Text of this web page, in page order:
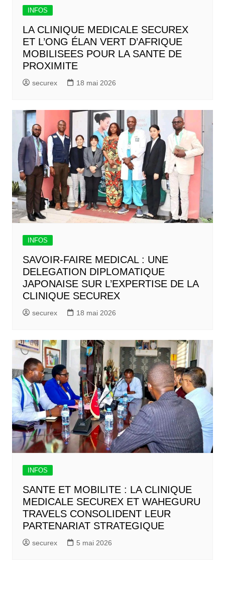
INFOS
LA CLINIQUE MEDICALE SECUREX
ET L’ONG ÉLAN VERT D’AFRIQUE
MOBILISEES POUR LA SANTE DE
PROXIMITE
securex 18 mai 2026
INFOS
SAVOIR-FAIRE MEDICAL : UNE
DELEGATION DIPLOMATIQUE
JAPONAISE SUR L’EXPERTISE DE LA
CLINIQUE SECUREX
securex 18 mai 2026
INFOS
SANTE ET MOBILITE : LA CLINIQUE
MEDICALE SECUREX ET WAHEGURU
TRAVELS CONSOLIDENT LEUR
PARTENARIAT STRATEGIQUE
securex 5 mai 2026